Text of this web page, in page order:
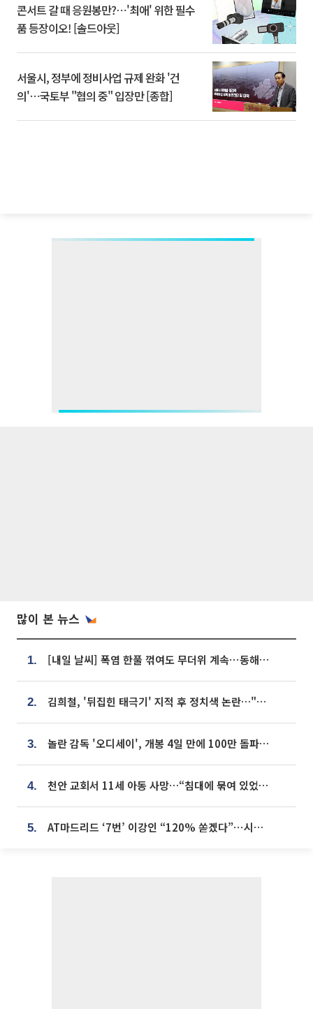
콘서트 갈 때 응원봉만?⋯'최애' 위한 필수
품 등장이오! [솔드아웃]
서울시, 정부에 정비사업 규제 완화 '건
의'⋯국토부 "협의 중" 입장만 [종합]
많이 본 뉴스
1. [내일 날씨] 폭염 한풀 꺾여도 무더위 계속⋯동해안 이틀 연속 비
2. 김희철, '뒤집힌 태극기' 지적 후 정치색 논란…"좌우 떠나 우리나라 국기"
3. 놀란 감독 '오디세이', 개봉 4일 만에 100만 돌파⋯'왕사남' 보다 빠르다
4. 천안 교회서 11세 아동 사망…“침대에 묶여 있었다” 진술 확보
5. AT마드리드 ‘7번’ 이강인 “120% 쏟겠다”⋯시메오네 감독 “필요한 선수”